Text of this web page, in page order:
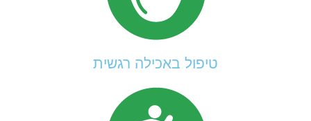
טיפול באכילה רגשית